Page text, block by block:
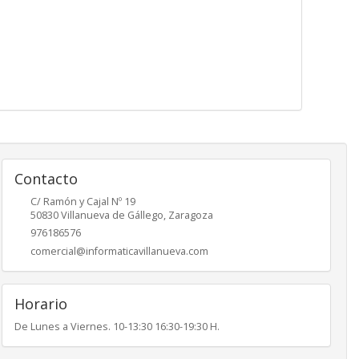
Contacto
C/ Ramón y Cajal Nº 19
50830Villanueva de Gállego, Zaragoza
976186576
comercial@informaticavillanueva.com
Horario
De Lunes a Viernes. 10-13:30 16:30-19:30 H.